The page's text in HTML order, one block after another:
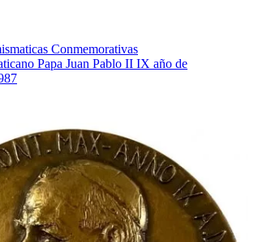
Conmemorativas
Papa Juan Pablo II IX año de